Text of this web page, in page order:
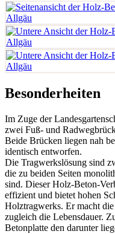
Besonderheiten
Im Zuge der
zwei Fuß- und
Beide Brücken liegen nah
identisch entworfen.
Die Tragwerkslösung sind
die zu beiden Seiten
sind. Dieser Holz-Beton-
effizient und bietet hohen
Holztragwerks. Er macht
zugleich die Lebensdauer.
Betonplatte den darunter